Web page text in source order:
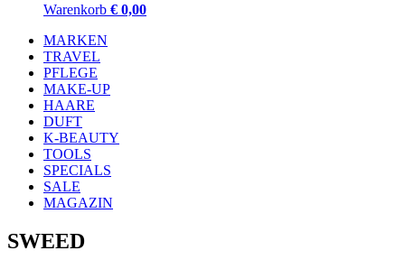
Warenkorb € 0,00
MARKEN
TRAVEL
PFLEGE
MAKE-UP
HAARE
DUFT
K-BEAUTY
TOOLS
SPECIALS
SALE
MAGAZIN
SWEED